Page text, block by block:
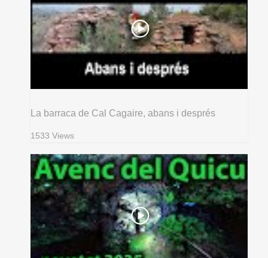
La barraca de Cal Cagaire, abans i després
1533 Views